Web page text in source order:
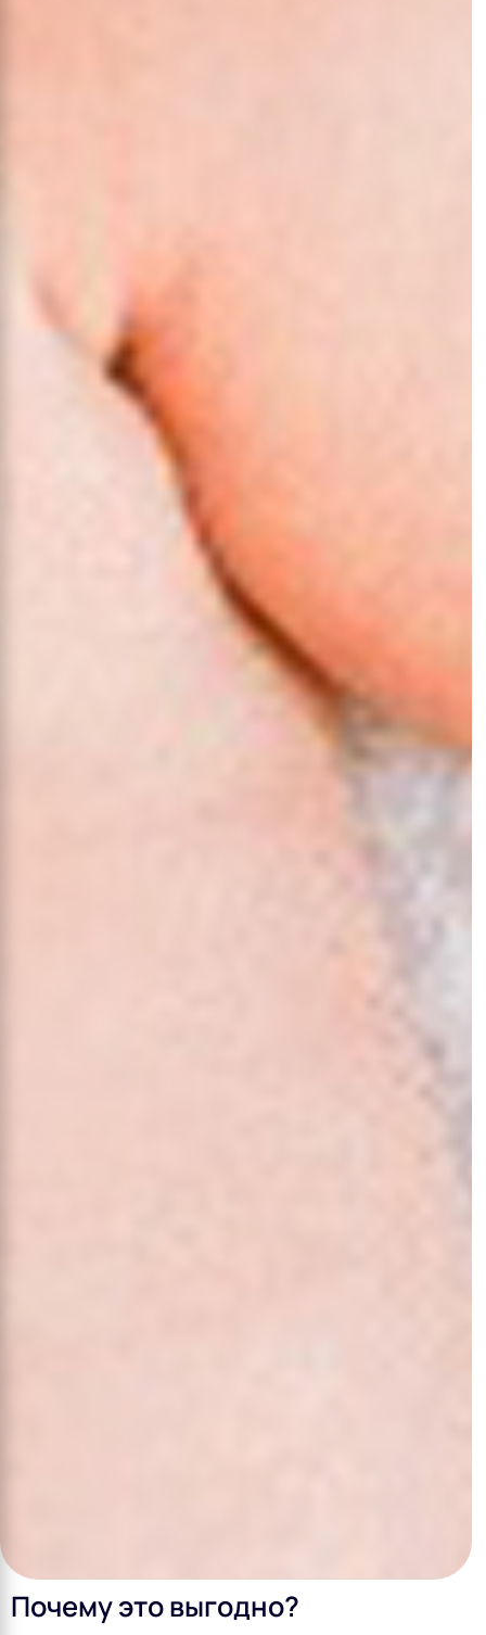
Почему это выгодно?